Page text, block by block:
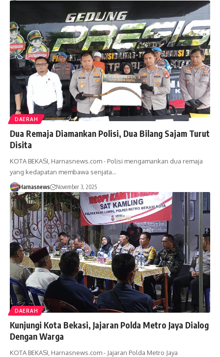
DAERAH
Dua Remaja Diamankan Polisi, Dua Bilang Sajam Turut
Disita
KOTA BEKASI, Harnasnews.com - Polisi mengamankan dua remaja
yang kedapatan membawa senjata…
Harnasnews November 3, 2025
DAERAH
Kunjungi Kota Bekasi, Jajaran Polda Metro Jaya Dialog
Dengan Warga
KOTA BEKASI, Harnasnews.com - Jajaran Polda Metro Jaya